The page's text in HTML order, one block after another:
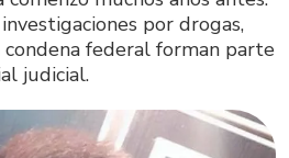
por drogas,
federal forman parte
judicial.